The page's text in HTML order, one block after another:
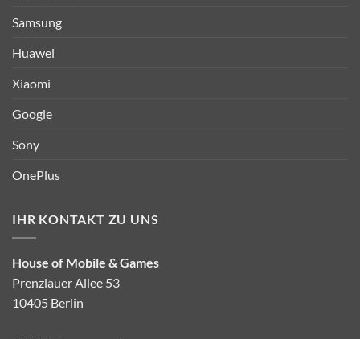
Samsung
Huawei
Xiaomi
Google
Sony
OnePlus
IHR KONTAKT ZU UNS
House of Mobile & Games
Prenzlauer Allee 53
10405 Berlin